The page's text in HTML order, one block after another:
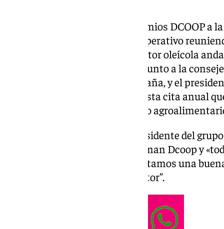
Acto de entrega de los XXIX Premios DCOOP a
martes en la sede del grupo cooperativo
locales y representantes del sector oleícola
Manolo Barón, presidió el acto junto a la
Fondos Europeos, Carolina España, y el
destacando la importancia de esta cita anual
compromiso del cooperativismo
Durante su intervención, el presidente del
hoy más de 75.000 familias forman Dcoop y
dependiendo de la lluvia, necesitamos una
el futuro de todas ellas y del sector”.